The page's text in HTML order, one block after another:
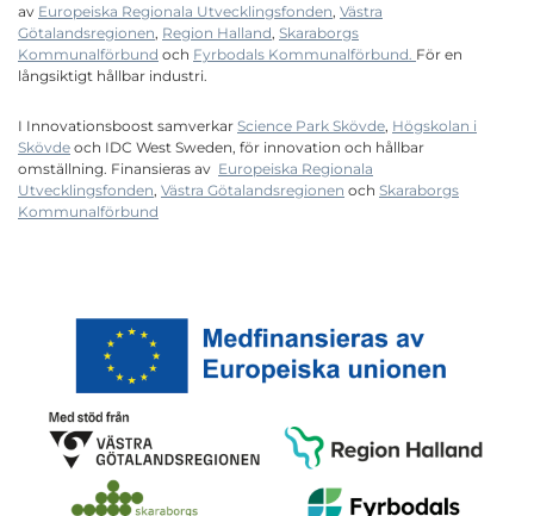
av Europeiska Regionala Utvecklingsfonden, Västra
Götalandsregionen, Region Halland, Skaraborgs
Kommunalförbund och Fyrbodals Kommunalförbund. För en
långsiktigt hållbar industri.
I Innovationsboost samverkar Science Park Skövde, Högskolan i
Skövde och IDC West Sweden, för innovation och hållbar
omställning. Finansieras av Europeiska Regionala
Utvecklingsfonden, Västra Götalandsregionen och Skaraborgs
Kommunalförbund